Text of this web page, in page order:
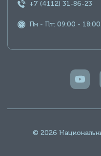
+7 (4112) 31-86-23
Пн - Пт: 09:00 -
© 2026